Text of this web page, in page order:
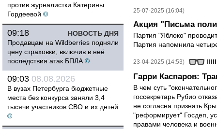
против журналистки Катерины
Гордеевой ©
НОВОСТЬ ДНЯ
09:18
Продавцам на Wildberries подняли
цену страховки, включив в неё
последствия атак БПЛА ©
09:03 08.08.2026
В вузах Петербурга бюджетные
места без конкурса заняли 3,4
тысячи участников СВО и их детей
©
25-07-2025 (16:04)
Акция "Письма
Партия "Яблоко"
Партия напомнила
23-04-2025 (14:53)
Гарри Каспаров:
В чем суть
госсекретарь Рубио
не согласна признать
"реформирует" Госдеп,
правами человека и